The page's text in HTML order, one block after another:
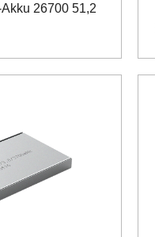
26700 51,2